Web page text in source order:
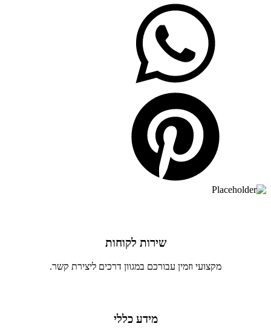
שירות לקוחות
מקצועי וזמין עבורכם במגוון דרכים ליצירת קשר.
מידע כללי